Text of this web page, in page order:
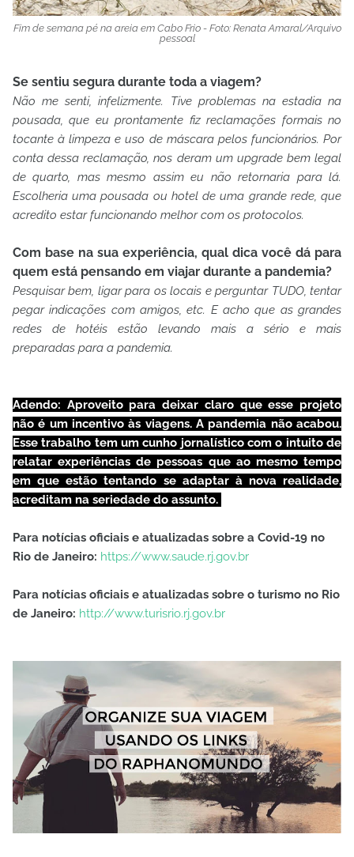
Fim de semana pé na areia em Cabo Frio - Foto: Renata Amaral/Arquivo
pessoal
Se sentiu segura durante toda a viagem?
Não me senti, infelizmente. Tive problemas na estadia na
pousada, que eu prontamente fiz reclamações formais no
tocante à limpeza e uso de máscara pelos funcionários. Por
conta dessa reclamação, nos deram um upgrade bem legal
de quarto, mas mesmo assim eu não retornaria para lá.
Escolheria uma pousada ou hotel de uma grande rede, que
acredito estar funcionando melhor com os protocolos.
Com base na sua experiência, qual dica você dá para
quem está pensando em viajar durante a pandemia?
Pesquisar bem, ligar para os locais e perguntar TUDO, tentar
pegar indicações com amigos, etc. E acho que as grandes
redes de hotéis estão levando mais a sério e mais
preparadas para a pandemia.
Adendo: Aproveito para deixar claro que esse projeto
não é um incentivo às viagens. A pandemia não acabou.
Esse trabalho tem um cunho jornalístico com o intuito de
relatar experiências de pessoas que ao mesmo tempo
em que estão tentando se adaptar à nova realidade,
acreditam na seriedade do assunto.
Para notícias oficiais e atualizadas sobre a Covid-19 no
Rio de Janeiro: https://www.saude.rj.gov.br
Para notícias oficiais e atualizadas sobre o turismo no Rio
de Janeiro: http://www.turisrio.rj.gov.br